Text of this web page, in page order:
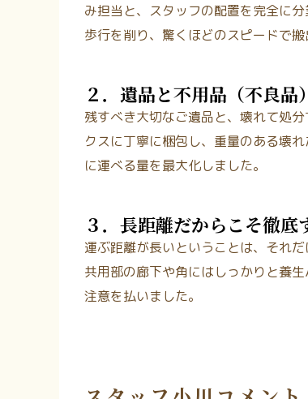
み担当と、スタッフの配置を完全に
歩行を削り、驚くほどのスピードで搬
２．遺品と不用品（不良品
残すべき大切なご遺品と、壊れて処
クスに丁寧に梱包し、重量のある壊
に運べる量を最大化しました。
３．長距離だからこそ徹底
運ぶ距離が長いということは、それ
共用部の廊下や角にはしっかりと養
注意を払いました。